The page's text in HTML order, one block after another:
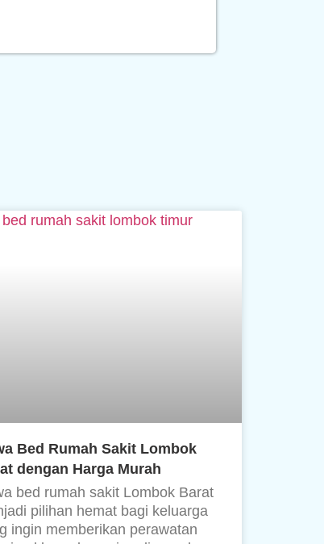
Bed Rumah Sakit Lombok
dengan Harga Murah
bed rumah sakit Lombok Barat
pilihan hemat bagi keluarga
ingin memberikan perawatan